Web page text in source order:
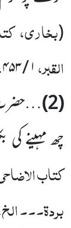
(بخاری،
القبر،۱ / ۴۵۳
(2) …حضرت
چھ مہینے کی
کتاب
بردۃ۔۔۔